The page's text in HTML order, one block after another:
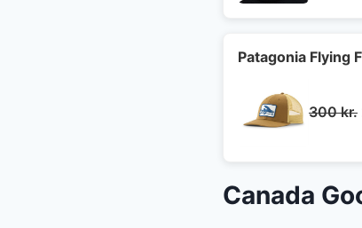
Patagonia Flying
300kr.
Canada